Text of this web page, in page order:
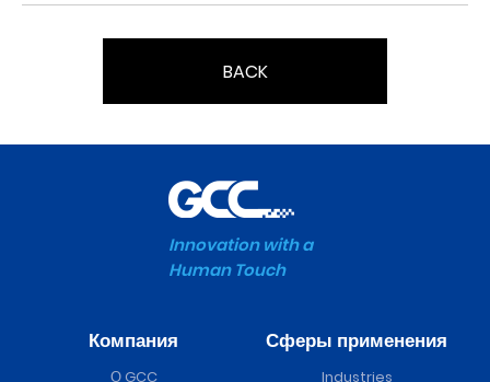
BACK
Innovation with a
Human Touch
Компания
О GCC
Сферы применения
Industries